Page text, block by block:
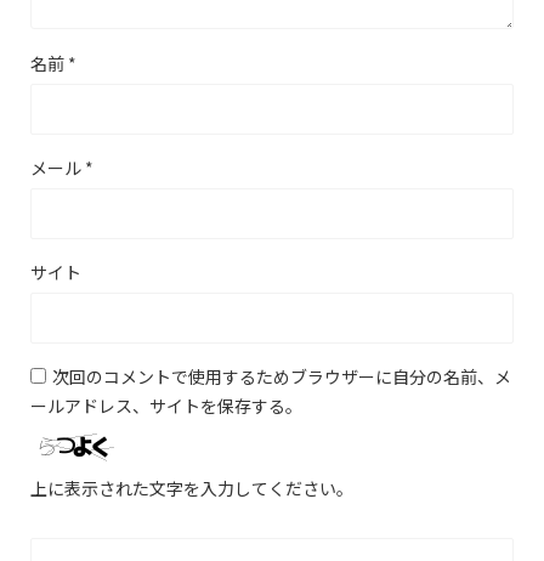
名前 *
メール *
サイト
次回のコメントで使用するためブラウザーに自分の名前、メ
ールアドレス、サイトを保存する。
上に表示された文字を入力してください。